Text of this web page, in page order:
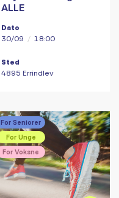
ALLE
Dato
30/09
/ 18:00
Sted
4895 Errindlev
For Seniorer
For Unge
For Voksne